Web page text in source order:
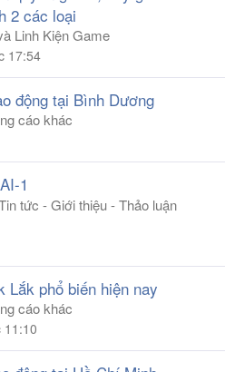
2 các loại
Linh Kiện Game
17:54
động tại Bình Dương
cáo khác
1
tức - Giới thiệu - Thảo luận
Lắk phổ biến hiện nay
cáo khác
11:10